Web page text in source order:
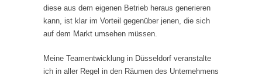
diese aus dem eigenen Betrieb heraus generieren
kann, ist klar im Vorteil gegenüber jenen, die sich
auf dem Markt umsehen müssen.
Meine Teamentwicklung in Düsseldorf veranstalte
ich in aller Regel in den Räumen des Unternehmens